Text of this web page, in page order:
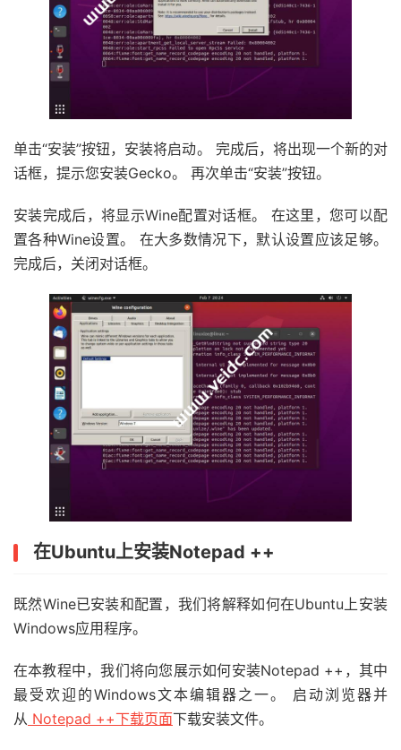
单击“安装”按钮，安装将启动。 完成后，将出现一个新的对
话框，提示您安装Gecko。 再次单击“安装”按钮。
安装完成后，将显示Wine配置对话框。 在这里，您可以配
置各种Wine设置。 在大多数情况下，默认设置应该足够。
完成后，关闭对话框。
在Ubuntu上安装Notepad ++
既然Wine已安装和配置，我们将解释如何在Ubuntu上安装
Windows应用程序。
在本教程中，我们将向您展示如何安装Notepad ++，其中
最受欢迎的Windows文本编辑器之一。 启动浏览器并
从 Notepad ++下载页面下载安装文件。